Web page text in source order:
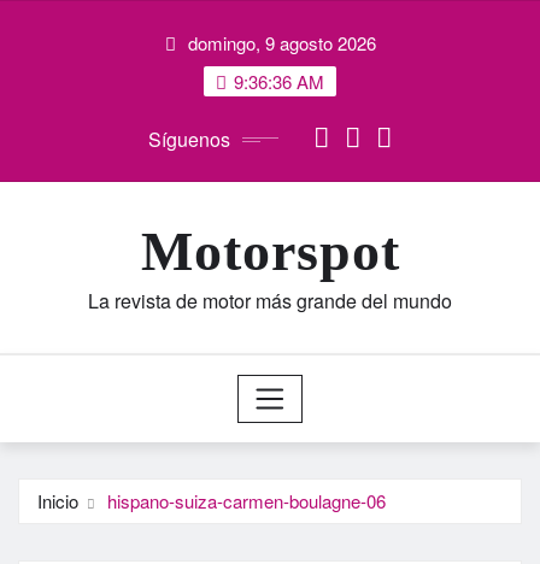
domingo, 9 agosto 2026
9:36:36 AM
Síguenos
Motorspot
La revista de motor más grande del mundo
Inicio hispano-suiza-carmen-boulagne-06